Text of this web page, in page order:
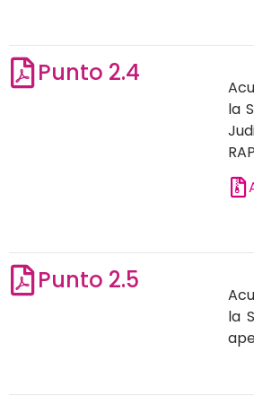
Punto 2.4
la
Punto 2.5
la